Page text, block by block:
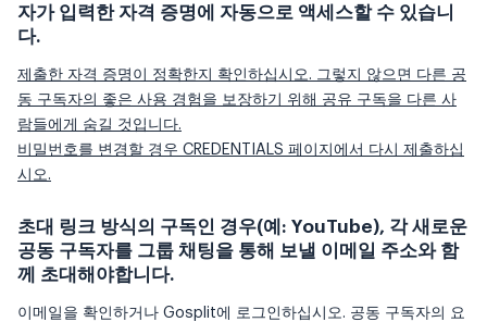
자가 입력한 자격 증명에 자동으로 액세스할 수 있습니
다.
제출한 자격 증명이 정확한지 확인하십시오. 그렇지 않으면 다른 공
동 구독자의 좋은 사용 경험을 보장하기 위해 공유 구독을 다른 사
람들에게 숨길 것입니다.
비밀번호를 변경할 경우 CREDENTIALS 페이지에서 다시 제출하십
시오.
초대 링크 방식의 구독인 경우(예: YouTube), 각 새로운
공동 구독자를 그룹 채팅을 통해 보낼 이메일 주소와 함
께 초대해야합니다.
이메일을 확인하거나 Gosplit에 로그인하십시오. 공동 구독자의 요